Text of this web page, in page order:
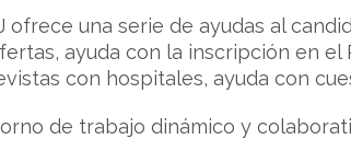
ofrece una serie de ayudas al
ayuda con la inscripción en
con hospitales, ayuda con
de trabajo dinámico y